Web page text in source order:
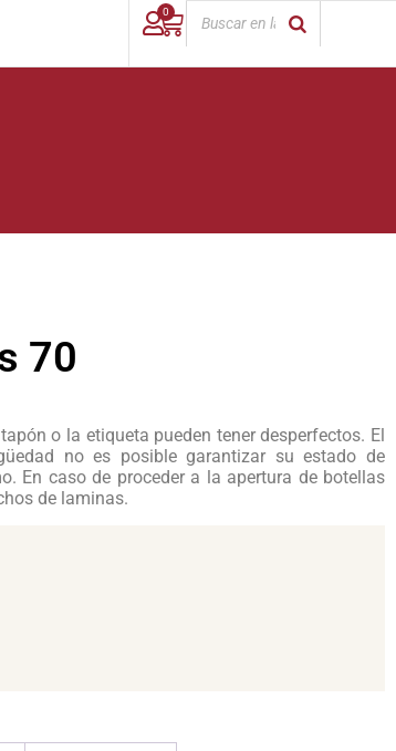
0
70
o la etiqueta pueden tener desperfectos. El
no es posible garantizar su estado de
En caso de proceder a la apertura de botellas
de laminas.